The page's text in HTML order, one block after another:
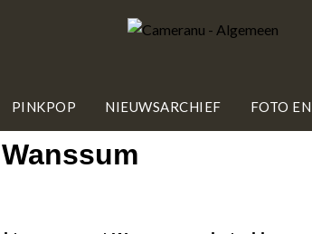
PINKPOP NIEUWSARCHIEF FOTO